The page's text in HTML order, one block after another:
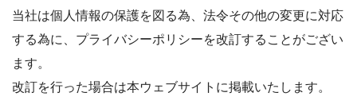
当社は個人情報の保護を図る為、法令その他の変更に対応
する為に、プライバシーポリシーを改訂することがござい
ます。
改訂を行った場合は本ウェブサイトに掲載いたします。